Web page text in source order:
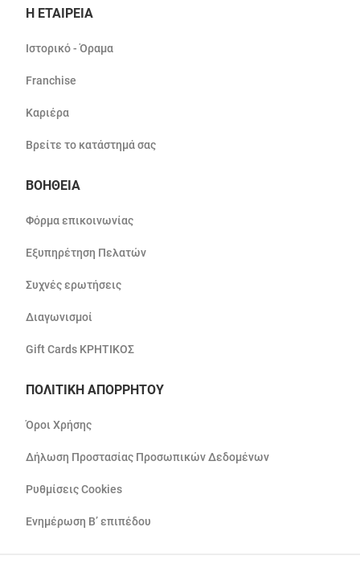
Η ΕΤΑΙΡΕΙΑ
Ιστορικό - Όραμα
Franchise
Καριέρα
Βρείτε το κατάστημά σας
ΒΟΗΘΕΙΑ
Φόρμα επικοινωνίας
Εξυπηρέτηση Πελατών
Συχνές ερωτήσεις
Διαγωνισμοί
Gift Cards ΚΡΗΤΙΚΟΣ
ΠΟΛΙΤΙΚΗ ΑΠΟΡΡΗΤΟΥ
Όροι Χρήσης
Δήλωση Προστασίας Προσωπικών Δεδομένων
Ρυθμίσεις Cookies
Ενημέρωση Β’ επιπέδου